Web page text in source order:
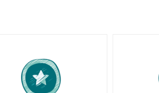
Мы принимаем платежи с сайта по следующим